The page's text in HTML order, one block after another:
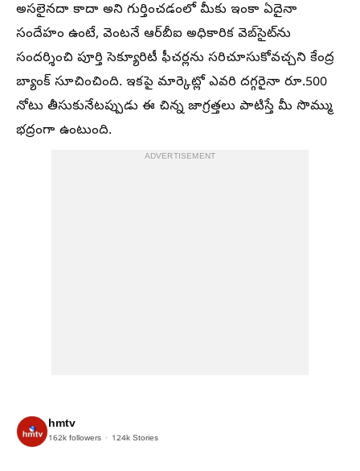
అసలైనదా కాదా అని గుర్తించడంలో మీకు ఇంకా ఏదైనా
సందేహం ఉంటే, వెంటనే ఆర్‌బీఐ అధికారిక వెబ్‌సైట్‌ను
సందర్శించి పూర్తి సెక్యూరిటీ ఫీచర్లను సరిచూసుకోవచ్చని కేంద్ర
బ్యాంక్ సూచించింది. ఇకపై మార్కెట్లో ఎవరి దగ్గరైనా రూ.500
నోటు తీసుకునేటప్పుడు ఈ చిన్న జాగ్రత్తలు పాటిస్తే మీ సొమ్ము
భద్రంగా ఉంటుంది.
ADVERTISEMENT
hmtv
162k followers 124k Stories